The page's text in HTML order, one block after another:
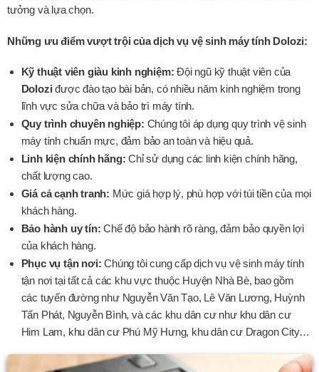
tưởng và lựa chọn.
Những ưu điểm vượt trội của dịch vụ vệ sinh máy tính Dolozi:
Kỹ thuật viên giàu kinh nghiệm: Đội ngũ kỹ thuật viên của
Dolozi được đào tạo bài bản, có nhiều năm kinh nghiệm trong
lĩnh vực sửa chữa và bảo trì máy tính.
Quy trình chuyên nghiệp: Chúng tôi áp dụng quy trình vệ sinh
máy tính chuẩn mực, đảm bảo an toàn và hiệu quả.
Linh kiện chính hãng: Chỉ sử dụng các linh kiện chính hãng,
chất lượng cao.
Giá cả cạnh tranh: Mức giá hợp lý, phù hợp với túi tiền của mọi
khách hàng.
Bảo hành uy tín: Chế độ bảo hành rõ ràng, đảm bảo quyền lợi
của khách hàng.
Phục vụ tận nơi: Chúng tôi cung cấp dịch vụ vệ sinh máy tính
tận nơi tại tất cả các khu vực thuộc Huyện Nhà Bè, bao gồm
các tuyến đường như Nguyễn Văn Tạo, Lê Văn Lương, Huỳnh
Tấn Phát, Nguyễn Bình, và các khu dân cư như khu dân cư
Him Lam, khu dân cư Phú Mỹ Hưng, khu dân cư Dragon City…